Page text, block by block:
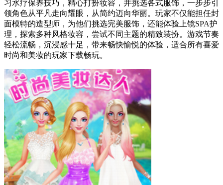
习水疗保养技巧，精心打扮妆容，并挑选各式服饰，一步步引
领角色从平凡走向耀眼，从简约迈向华丽。玩家不仅能担任封
面模特的造型师，为他们挑选完美服饰，还能体验上镜SPA护
理，探索多种风格妆容，尝试不同主题的精致装扮。游戏节奏
轻松流畅，沉浸感十足，带来畅快愉悦的体验，适合所有喜爱
时尚和美妆的玩家下载畅玩。